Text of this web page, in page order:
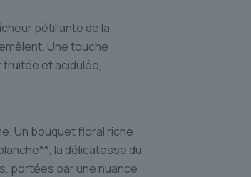
pétillante de la
Une touche
et acidulée,
Un bouquet floral riche
la délicatesse du
portées par une nuance